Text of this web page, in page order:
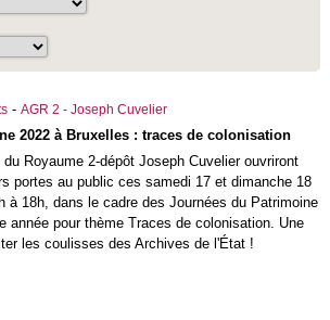
- AGR 2 - Joseph Cuvelier
2022 à Bruxelles : traces de colonisation
Royaume 2-dépôt Joseph Cuvelier ouvriront
portes au public ces samedi 17 et dimanche 18
à 18h, dans le cadre des Journées du Patrimoine
année pour thème Traces de colonisation. Une
les coulisses des Archives de l'État !